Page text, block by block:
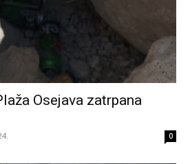
Osejava zatrpana
0